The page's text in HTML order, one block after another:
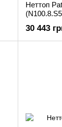
Неттоп
30 443